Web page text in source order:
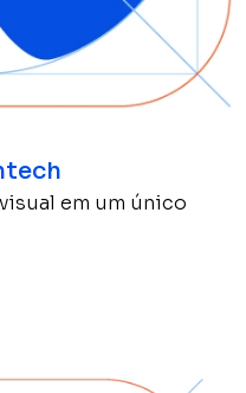
em um único